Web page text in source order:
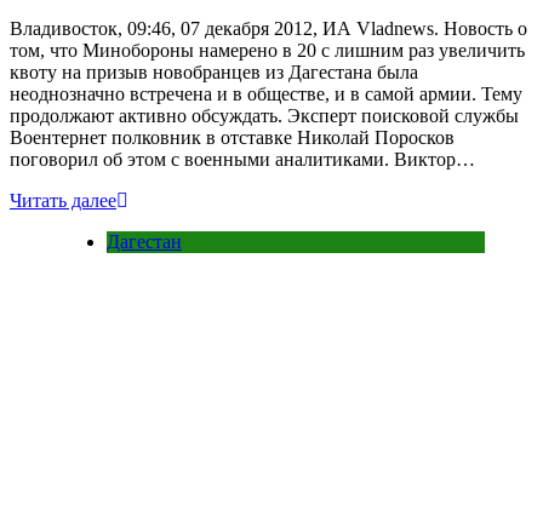
Владивосток, 09:46, 07 декабря 2012, ИА Vladnews. Новость о
том, что Минобороны намерено в 20 с лишним раз увеличить
квоту на призыв новобранцев из Дагестана была
неоднозначно встречена и в обществе, и в самой армии. Тему
продолжают активно обсуждать. Эксперт поисковой службы
Воентернет полковник в отставке Николай Поросков
поговорил об этом с военными аналитиками. Виктор…
Читать далее
Дагестан